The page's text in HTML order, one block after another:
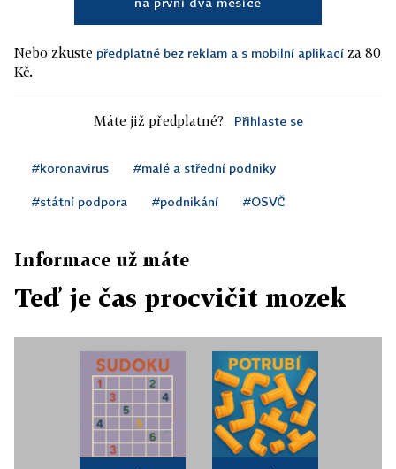
Nebo zkuste předplatné bez reklam a s mobilní aplikací za 80
Kč.
Máte již předplatné? Přihlaste se
#koronavirus #malé a střední podniky
#státní podpora #podnikání #OSVČ
Informace už máte
Teď je čas procvičit mozek